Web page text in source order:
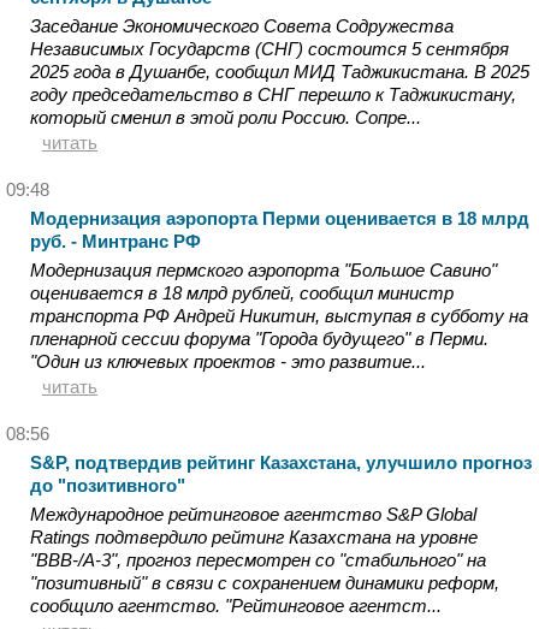
Заседание Экономического Совета Содружества
Независимых Государств (СНГ) состоится 5 сентября
2025 года в Душанбе, сообщил МИД Таджикистана. В 2025
году председательство в СНГ перешло к Таджикистану,
который сменил в этой роли Россию. Сопре...
читать
09:48
Модернизация аэропорта Перми оценивается в 18 млрд
руб. - Минтранс РФ
Модернизация пермского аэропорта "Большое Савино"
оценивается в 18 млрд рублей, сообщил министр
транспорта РФ Андрей Никитин, выступая в субботу на
пленарной сессии форума "Города будущего" в Перми.
"Один из ключевых проектов - это развитие...
читать
08:56
S&P, подтвердив рейтинг Казахстана, улучшило прогноз
до "позитивного"
Международное рейтинговое агентство S&P Global
Ratings подтвердило рейтинг Казахстана на уровне
"BBB-/A-3", прогноз пересмотрен со "стабильного" на
"позитивный" в связи с сохранением динамики реформ,
сообщило агентство. "Рейтинговое агентст...